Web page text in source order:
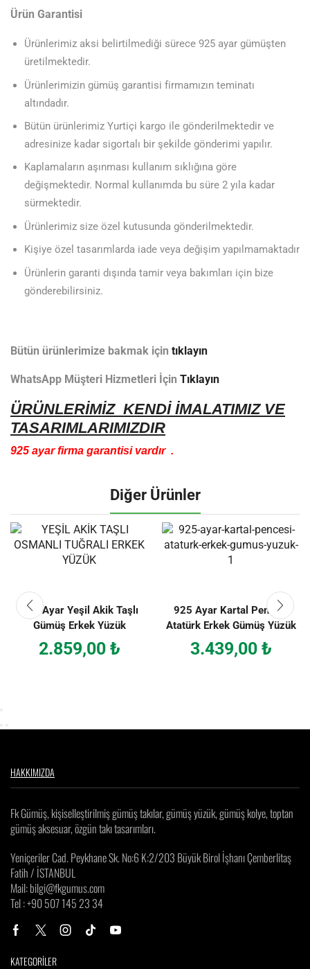
Ürün Garantisi
Ürünlerimiz aksi belirtilmediği sürece 925 ayar gümüşten
üretilmektedir.
Ürünlerimizin gümüş garantisi firmamızın teminatı
altındadır.
Bütün ürünlerimiz Yurtiçi kargo ile gönderilmektedir ve
adresinize kadar sigortalı bir şekilde gönderimi yapılır.
Kaplamaların aşınması kullanım sıklığına göre
değişmektedir. Normal kullanımda bu süre 2 yıla kadar
sürmektedir.
Ürünlerimiz size özel kutusunda gönderilmektedir.
Kişiye özel tasarımlarda iade veya değişim yapılmamaktadır
Ürünlerin garanti dışında tamir veya bakımları için bize
gönderebilirsiniz.
Bütün ürünlerimize bakmak için tıklayın
WhatsApp Müşteri Hizmetleri İçin Tıklayın
ÜRÜNLERİMİZ KENDİ İMALATIMIZ VE
TASARIMLARIMIZDIR
925 ayar firma garantisi vardır .
Diğer Ürünler
925 Ayar Yeşil Akik Taşlı
Gümüş Erkek Yüzük
2.859,00 ₺
925 Ayar Kartal Pençesi
Atatürk Erkek Gümüş Yüzük
3.439,00 ₺
HAKKIMIZDA
Fk Gümüş, kişiselleştirilmiş gümüş takılar, gümüş yüzük, gümüş kolye, toptan
gümüş aksesuar, özgün takı tasarımları.
Yeniçeriler Cad. Peykhane Sk. No:6 K:2/203 Büyük Birol İşhanı Çemberlitaş
Fatih / İSTANBUL
Mail: bilgi@fkgumus.com
Tel : +90 507 145 23 34
KATEGORİLER